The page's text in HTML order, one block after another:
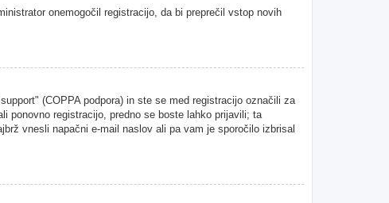
onemogočil registracijo, da bi preprečil vstop novih
(COPPA podpora) in ste se med registracijo označili za
ponovno registracijo, predno se boste lahko prijavili; ta
vnesli napačni e-mail naslov ali pa vam je sporočilo izbrisal